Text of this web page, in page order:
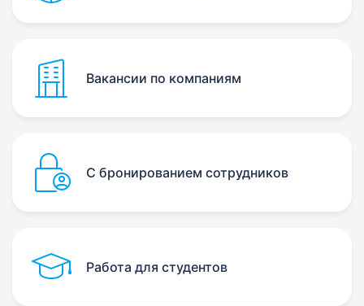
Вакансии по компаниям
С бронированием сотрудников
Работа для студентов